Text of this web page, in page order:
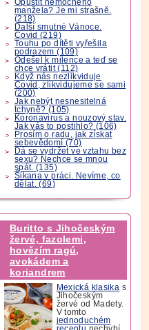
Opustit nemocného
manžela? Je mi strašně.
(218)
Další smutné Vánoce.
Covid (219)
Touhu po dítěti vyřešila
podrazem (109)
Odešel k milence a teď se
chce vrátit (112)
Když nás nezlikviduje
Covid, zlikvidujeme se sami
(200)
Jak nebýt nesnesitelná
tchyně? (105)
Koronavirus a nouzový stav.
Jak vás to postihlo? (106)
Prosím o radu, jak získat
sebevědomí (70)
Dá se vydržet ve vztahu bez
sexu? Nechce se mnou
spát. (135)
Šikana v práci. Nevíme, co
dělat. (69)
Buritto s Jihočeským
žervé, fazolemi,
hovězím ragú,
avokádem a
koriandrem
Mexická klasika s
Jihočeským
žervé od Madety.
V tomto
jednoduchém